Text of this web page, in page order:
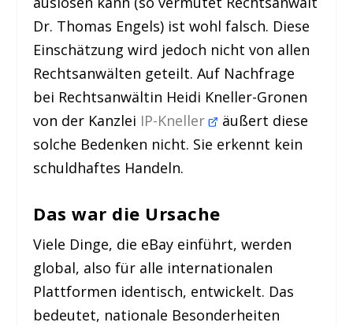
Dr. Thomas Engels) ist wohl falsch. Diese
Einschätzung wird jedoch nicht von allen
Rechtsanwälten geteilt. Auf Nachfrage
bei Rechtsanwältin Heidi Kneller-Gronen
von der Kanzlei IP-Kneller
äußert diese
solche Bedenken nicht. Sie erkennt kein
schuldhaftes Handeln.
Das war die Ursache
Viele Dinge, die eBay einführt, werden
global, also für alle internationalen
Plattformen identisch, entwickelt. Das
bedeutet, nationale Besonderheiten